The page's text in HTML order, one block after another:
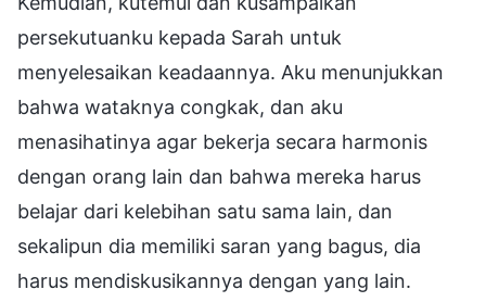
persekutuanku kepada Sarah untuk
menyelesaikan keadaannya. Aku menunjukkan
bahwa wataknya congkak, dan aku
menasihatinya agar bekerja secara harmonis
dengan orang lain dan bahwa mereka harus
belajar dari kelebihan satu sama lain, dan
sekalipun dia memiliki saran yang bagus, dia
harus mendiskusikannya dengan yang lain.